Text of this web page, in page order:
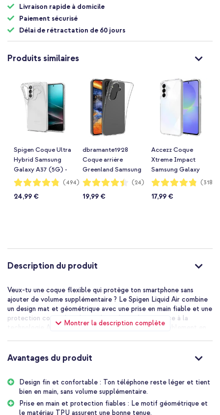
Livraison rapide à domicile
Paiement sécurisé
Délai de rétractation de 60 jours
Produits similaires
Spigen Coque Ultra
Hybrid Samsung
Galaxy A37 (5G) -
Crystal Clear
Notation:
96%
(494)
24,99 €
dbramante1928
Coque arrière
Greenland Samsung
Galaxy A37 (5G) -
Notation:
88%
(24)
19,99 €
Accezz Coque
Xtreme Impact
Samsung Galaxy
A37 (5G) -
Notation:
96%
(318)
17,99 €
Description du produit
Montrer la description complète
Veux-tu une coque flexible qui protège ton smartphone sans
ajouter de volume supplémentaire ? Le Spigen Liquid Air combine
un design mat et géométrique avec une prise en main fiable et une
protection contre les chutes de qualité militaire grâce à la
technologie Air Cushion. Garde ton appareil confortablement en
Prise en Main Protectrice
Cette coque Liquid Air est fabriquée en TPU résistant à l'usure et
tous les angles. Cela signifie que tu tiens ton appareil fermement
et confortablement, ce qui réduit le risque de chute. Si ton
appareil tombe malgré tout, la protection contre les chutes
certifiée Mil-grade via la technologie Air Cushion absorbe l'impact
Avantages du produit
Design fin et confortable : Ton téléphone reste léger et tient
bien en main, sans volume supplémentaire.
Prise en main et protection fiables : Le motif géométrique et
le matériau TPU assurent une bonne tenue.